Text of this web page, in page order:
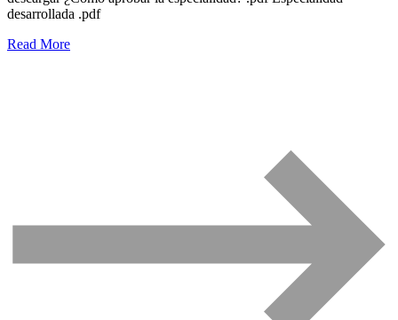
desarrollada .pdf
Read More